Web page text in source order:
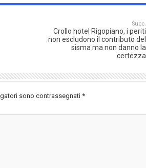
Succ.
Crollo hotel Rigopiano, i periti
non escludono il contributo del
sisma ma non danno la
certezza
sono contrassegnati *